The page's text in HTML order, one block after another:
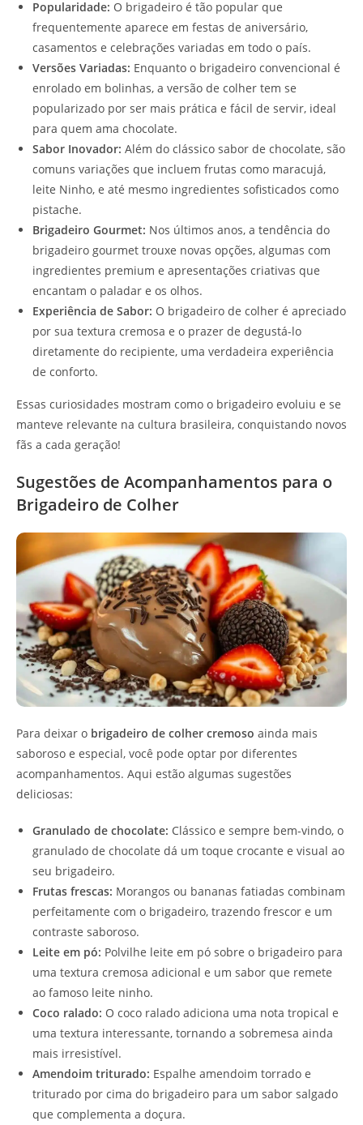
Popularidade: O brigadeiro é tão popular que
frequentemente aparece em festas de aniversário,
casamentos e celebrações variadas em todo o país.
Versões Variadas: Enquanto o brigadeiro convencional é
enrolado em bolinhas, a versão de colher tem se
popularizado por ser mais prática e fácil de servir, ideal
para quem ama chocolate.
Sabor Inovador: Além do clássico sabor de chocolate, são
comuns variações que incluem frutas como maracujá,
leite Ninho, e até mesmo ingredientes sofisticados como
pistache.
Brigadeiro Gourmet: Nos últimos anos, a tendência do
brigadeiro gourmet trouxe novas opções, algumas com
ingredientes premium e apresentações criativas que
encantam o paladar e os olhos.
Experiência de Sabor: O brigadeiro de colher é apreciado
por sua textura cremosa e o prazer de degustá-lo
diretamente do recipiente, uma verdadeira experiência
de conforto.
Essas curiosidades mostram como o brigadeiro evoluiu e se
manteve relevante na cultura brasileira, conquistando novos
fãs a cada geração!
Sugestões de Acompanhamentos para o
Brigadeiro de Colher
Para deixar o brigadeiro de colher cremoso ainda mais
saboroso e especial, você pode optar por diferentes
acompanhamentos. Aqui estão algumas sugestões
deliciosas:
Granulado de chocolate: Clássico e sempre bem-vindo, o
granulado de chocolate dá um toque crocante e visual ao
seu brigadeiro.
Frutas frescas: Morangos ou bananas fatiadas combinam
perfeitamente com o brigadeiro, trazendo frescor e um
contraste saboroso.
Leite em pó: Polvilhe leite em pó sobre o brigadeiro para
uma textura cremosa adicional e um sabor que remete
ao famoso leite ninho.
Coco ralado: O coco ralado adiciona uma nota tropical e
uma textura interessante, tornando a sobremesa ainda
mais irresistível.
Amendoim triturado: Espalhe amendoim torrado e
triturado por cima do brigadeiro para um sabor salgado
que complementa a doçura.